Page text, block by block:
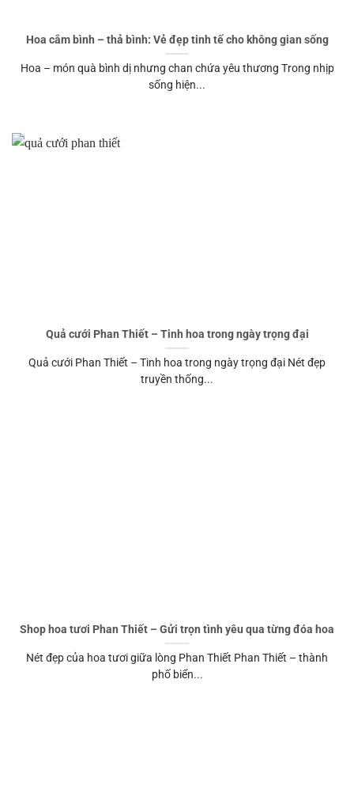
Hoa cắm bình – thả bình: Vẻ đẹp tinh tế cho không gian sống
Hoa – món quà bình dị nhưng chan chứa yêu thương Trong nhịp
sống hiện...
Quả cưới Phan Thiết – Tinh hoa trong ngày trọng đại
Quả cưới Phan Thiết – Tinh hoa trong ngày trọng đại Nét đẹp
truyền thống...
Shop hoa tươi Phan Thiết – Gửi trọn tình yêu qua từng đóa hoa
Nét đẹp của hoa tươi giữa lòng Phan Thiết Phan Thiết – thành
phố biển...